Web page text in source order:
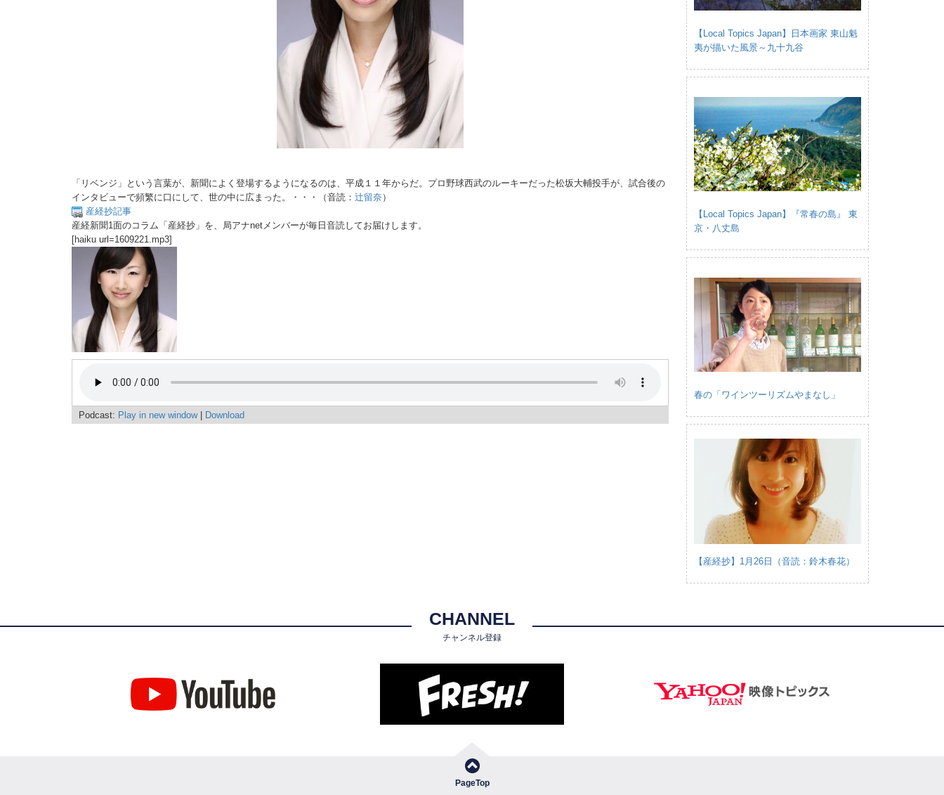
「リベンジ」という言葉が、新聞によく登場するようになるのは、平成１１年からだ。プロ野球西武のルーキーだった松坂大輔投手が、試合後の
インタビューで頻繁に口にして、世の中に広まった。・・・（音読： 辻留奈）
産経抄記事
産経新聞1面のコラム「産経抄」を、局アナnetメンバーが毎日音読してお届けします。
[haiku url=1609221.mp3]
Podcast: Play in new window| Download
【Local Topics Japan】日本画家 東山魁
夷が描いた風景～九十九谷
【Local Topics Japan】『常春の島』 東
京・八丈島
春の「ワインツーリズムやまなし」
【産経抄】1月26日（音読：鈴木春花）
CHANNEL
チャンネル登録
PageTop